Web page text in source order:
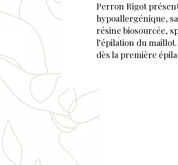
Perron Rigot
hypoallergénique,
résine biosourcée,
l’épilation du
dès la première